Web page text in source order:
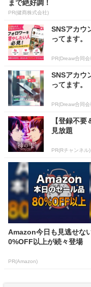
まで絶好調！
PR(健商株式会社)
SNSアカウ
ってます。
PR(Dreaw合同会
SNSアカウ
ってます。
PR(Dreaw合同会
【登録不
見放題
PR(Rチャンネル)
Amazon今日も見逃せな
0%OFF以上が続々登場
PR(Amazon)